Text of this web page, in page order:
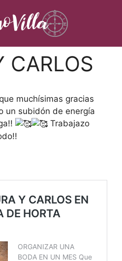
CARLOS
muchísimas gracias
un subidón de energía
Trabajazo